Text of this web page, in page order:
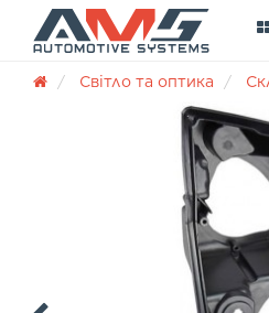
Світло та оптика